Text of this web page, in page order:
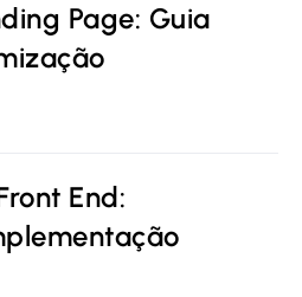
Page: Guia
End: